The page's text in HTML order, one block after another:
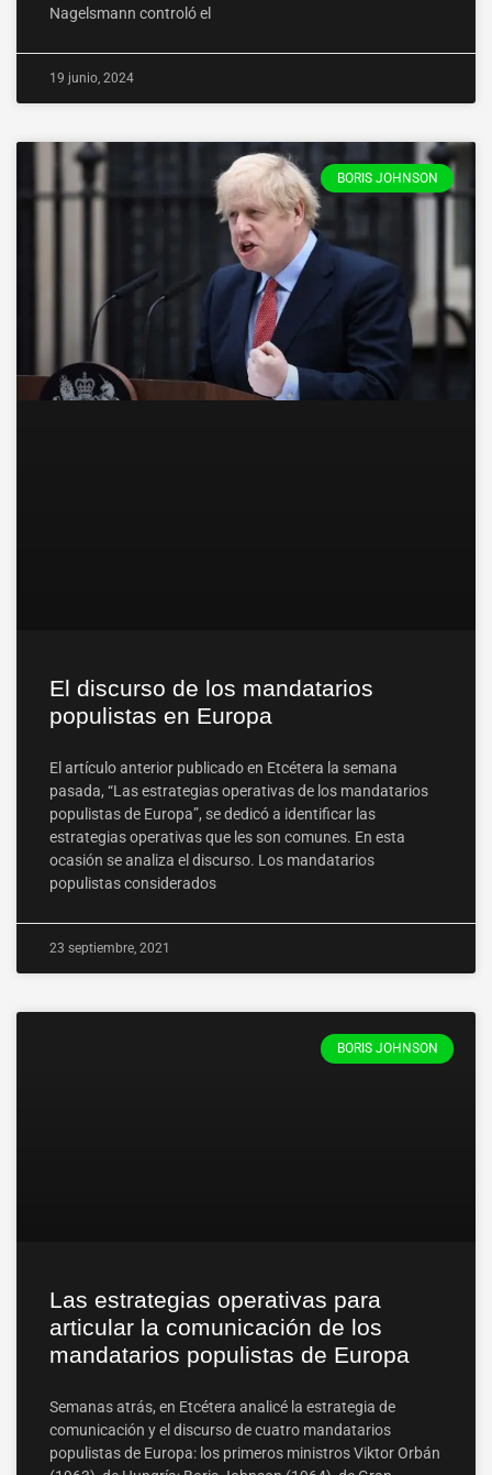
Nagelsmann controló el
19 junio, 2024
BORIS JOHNSON
El discurso de los mandatarios
populistas en Europa
El artículo anterior publicado en Etcétera la semana
pasada, “Las estrategias operativas de los mandatarios
populistas de Europa”, se dedicó a identificar las
estrategias operativas que les son comunes. En esta
ocasión se analiza el discurso. Los mandatarios
populistas considerados
23 septiembre, 2021
BORIS JOHNSON
Las estrategias operativas para
articular la comunicación de los
mandatarios populistas de Europa
Semanas atrás, en Etcétera analicé la estrategia de
comunicación y el discurso de cuatro mandatarios
populistas de Europa: los primeros ministros Viktor Orbán